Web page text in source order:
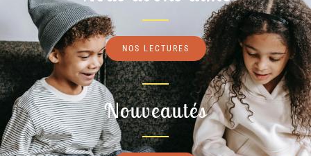
NOS LECTURES
Nouveautés